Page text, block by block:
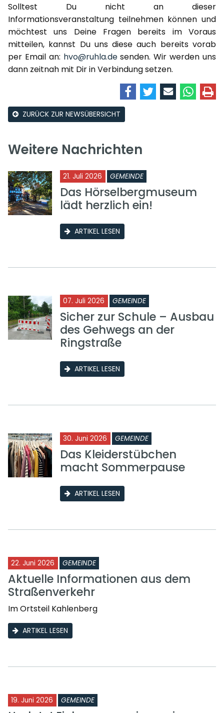
Solltest Du nicht an dieser
Informationsveranstaltung teilnehmen können und
möchtest uns Deine Fragen bereits im Voraus
mitteilen, kannst Du uns diese auch bereits vorab
per Email an: hvo@ruhla.desenden. Wir werden uns
dann zeitnah mit Dir in Verbindung setzen.
ZURÜCK ZUR NEWSÜBERSICHT
Weitere Nachrichten
21. Juli 2026 GEMEINDE
Das Hörselbergmuseum
lädt herzlich ein!
ARTIKEL LESEN
07. Juli 2026 GEMEINDE
Sicher zur Schule – Ausbau
des Gehwegs an der
Ringstraße
ARTIKEL LESEN
30. Juni 2026 GEMEINDE
Das Kleiderstübchen
macht Sommerpause
ARTIKEL LESEN
22. Juni 2026 GEMEINDE
Aktuelle Informationen aus dem
Straßenverkehr
Im Ortsteil Kahlenberg
ARTIKEL LESEN
19. Juni 2026 GEMEINDE